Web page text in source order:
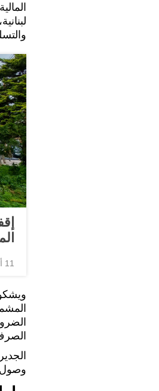
11 أبريل 2021, 16:27 GMT
الصرف
وصول